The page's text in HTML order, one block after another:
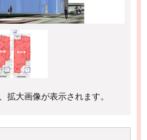
拡大画像が表示されます。